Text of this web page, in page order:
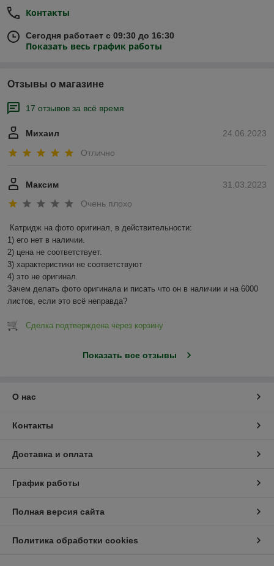
Контакты
Сегодня работает с 09:30 до 16:30
Показать весь график работы
Отзывы о магазине
17 отзывов за всё время
24.06.2023
Михаил
Отлично
31.03.2023
Максим
Очень плохо
Катридж на фото оригинал, в действительности:
1) его нет в наличии.
2) цена не соответствует.
3) характеристики не соответствуют
4) это не оригинал.
Зачем делать фото оригинала и писать что он в наличии и на 6000
листов, если это всё неправда?
Сделка подтверждена через корзину
Показать все отзывы
О нас
Контакты
Доставка и оплата
График работы
Полная версия сайта
Политика обработки cookies